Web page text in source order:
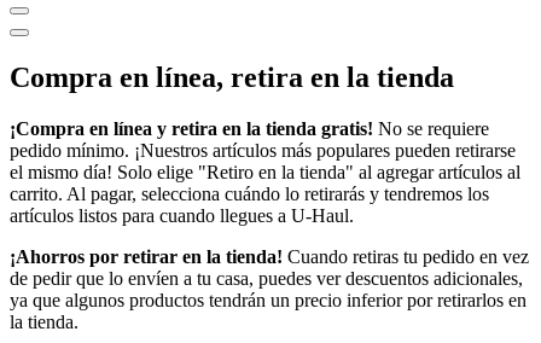
Compra en línea, retira en la tienda
¡Compra en línea y retira en la tienda gratis! No se requiere
pedido mínimo. ¡Nuestros artículos más populares pueden retirarse
el mismo día! Solo elige "Retiro en la tienda" al agregar artículos al
carrito. Al pagar, selecciona cuándo lo retirarás y tendremos los
artículos listos para cuando llegues a U-Haul.
¡Ahorros por retirar en la tienda! Cuando retiras tu pedido en vez
de pedir que lo envíen a tu casa, puedes ver descuentos adicionales,
ya que algunos productos tendrán un precio inferior por retirarlos en
la tienda.